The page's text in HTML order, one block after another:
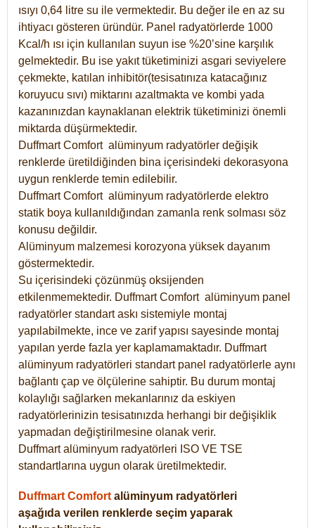
ısıyı 0,64 litre su ile vermektedir. Bu değer ile en az su
ihtiyacı gösteren üründür. Panel radyatörlerde 1000
Kcal/h ısı için kullanılan suyun ise %20’sine karşılık
gelmektedir. Bu ise yakıt tüketiminizi asgari seviyelere
çekmekte, katılan inhibitör(tesisatınıza katacağınız
koruyucu sıvı) miktarını azaltmakta ve kombi yada
kazanınızdan kaynaklanan elektrik tüketiminizi önemli
miktarda düşürmektedir.
Duffmart Comfort alüminyum radyatörler değişik
renklerde üretildiğinden bina içerisindeki dekorasyona
uygun renklerde temin edilebilir.
DuffmartComfort alüminyum radyatörlerde elektro
statik boya kullanıldığından zamanla renk solması söz
konusu değildir.
Alüminyum malzemesi korozyona yüksek dayanım
göstermektedir.
Su içerisindeki çözünmüş oksijenden
etkilenmemektedir. DuffmartComfort alüminyum panel
radyatörler standart askı sistemiyle montaj
yapılabilmekte, ince ve zarif yapısı sayesinde montaj
yapılan yerde fazla yer kaplamamaktadır. Duffmart
alüminyum radyatörleri standart panel radyatörlerle aynı
bağlantı çap ve ölçülerine sahiptir. Bu durum montaj
kolaylığı sağlarken mekanlarınız da eskiyen
radyatörlerinizin tesisatınızda herhangi bir değişiklik
yapmadan değiştirilmesine olanak verir.
Duffmart alüminyum radyatörleri ISO VE TSE
standartlarına uygun olarak üretilmektedir.
Duffmart Comfort alüminyum radyatörleri
aşağıda verilen renklerde seçim yaparak